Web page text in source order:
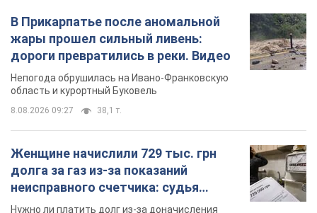
Женщине начислили 729 тыс. грн
долга за газ из-за показаний
неисправного счетчика: судья
вынес неожиданное решение
8.08.2026 14:43 32,1 т.